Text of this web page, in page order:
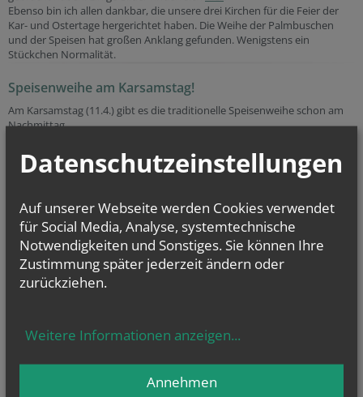
Ebenso bin ich allen dankbar, die unsere drei Kirchen für die Feier der
Kar- und Ostertage hergerichtet haben. Die Weihe der Palmbuschen
und der Speisen hat großen Anklang gefunden. Wenigstens ein
Stückchen Normalität.
Speisenweihe am Karsamstag!
Am Karsamstag (11.4.) gibt es die traditionelle Speisenweihe schon am
Nachmittag.
(Muthmannsdorf - Stollhof - Maiersdorf)!
Ab 16 Uhr könnt Ihr die gesegneten Speisen wieder abholen.
etwas zukommen lassen möchte: Süßigkeiten bitte am Platz der
Speisenweihe deponieren, Geldspenden bitte in den Opferstock -
Vergelt's Gott!
vorherige
Datenschutzeinstellungen
Auf unserer Webseite werden Cookies verwendet
für Social Media, Analyse, systemtechnische
Notwendigkeiten und Sonstiges. Sie können Ihre
Zustimmung später jederzeit ändern oder
zurückziehen.
Weitere Informationen anzeigen...
Annehmen